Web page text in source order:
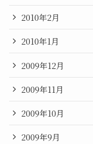
2010年2月
2010年1月
2009年12月
2009年11月
2009年10月
2009年9月